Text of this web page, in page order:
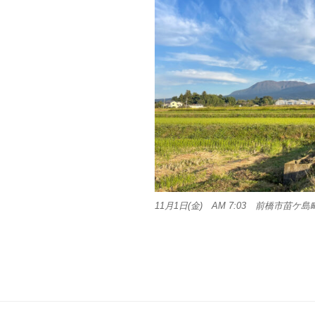
11月1日(金) AM 7:03 前橋市苗ケ島